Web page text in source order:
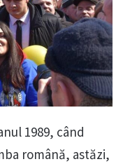
1989, când
română, astăzi,